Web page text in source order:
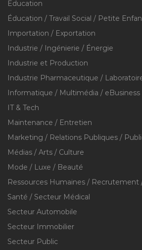
Education
Éducation / Travail Social / Petite
Importation / Exportation
Industrie / Ingénierie / Énergie
Industrie et Production
Industrie Pharmaceutique /
Informatique / Multimédia / eBusiness
IT & Tech
Maintenance / Entretien
Marketing / Relations Publiques /
Médias / Arts / Culture
Mode / Luxe / Beauté
Ressources Humaines / Recrutement
Santé / Secteur Médical
Secteur Automobile
Secteur Immobilier
Secteur Public